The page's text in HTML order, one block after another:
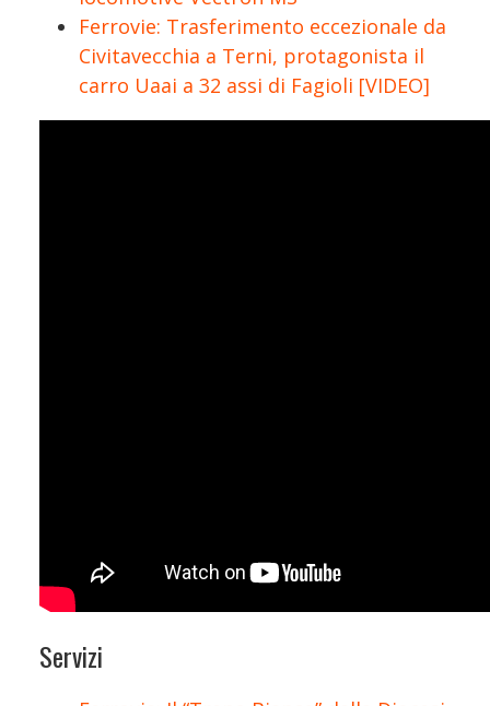
Ferrovie: Trasferimento eccezionale da
Civitavecchia a Terni, protagonista il
carro Uaai a 32 assi di Fagioli [VIDEO]
Servizi